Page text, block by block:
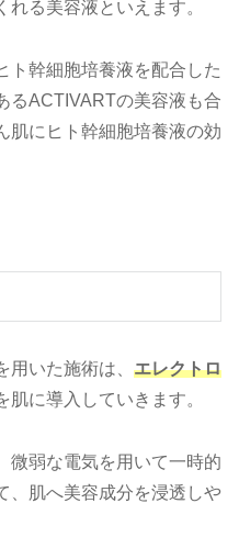
る美容液といえます。
ト幹細胞培養液を配合した
るACTIVARTの美容液も合
肌にヒト幹細胞培養液の効
いた施術は、 エレクトロ
肌に導入していきます。
微弱な電気を用いて一時的
、肌へ美容成分を浸透しや